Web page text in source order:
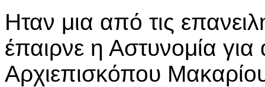
Ηταν μια από τις
έπαιρνε η Αστυνομία για
Αρχιεπισκόπου